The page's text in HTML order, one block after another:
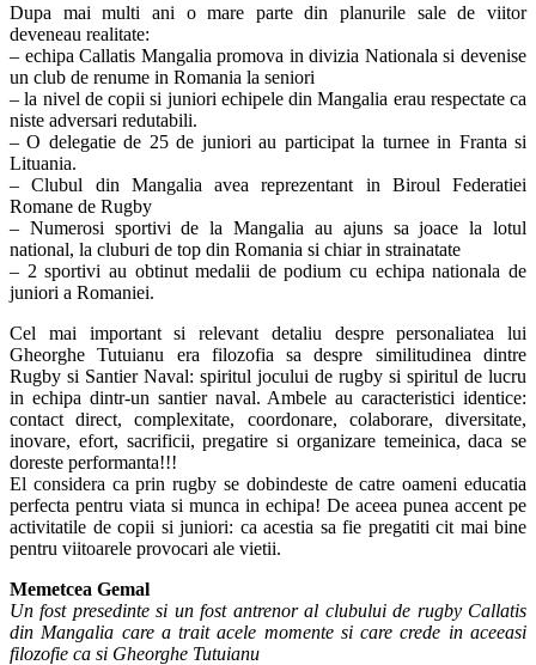
Dupa mai multi ani o mare parte din planurile sale de viitor
deveneau realitate:
– echipa Callatis Mangalia promova in divizia Nationala si devenise
un club de renume in Romania la seniori
– la nivel de copii si juniori echipele din Mangalia erau respectate ca
niste adversari redutabili.
– O delegatie de 25 de juniori au participat la turnee in Franta si
Lituania.
– Clubul din Mangalia avea reprezentant in Biroul Federatiei
Romane de Rugby
– Numerosi sportivi de la Mangalia au ajuns sa joace la lotul
national, la cluburi de top din Romania si chiar in strainatate
– 2 sportivi au obtinut medalii de podium cu echipa nationala de
juniori a Romaniei.
Cel mai important si relevant detaliu despre personaliatea lui
Gheorghe Tutuianu era filozofia sa despre similitudinea dintre
Rugby si Santier Naval: spiritul jocului de rugby si spiritul de lucru
in echipa dintr-un santier naval. Ambele au caracteristici identice:
contact direct, complexitate, coordonare, colaborare, diversitate,
inovare, efort, sacrificii, pregatire si organizare temeinica, daca se
doreste performanta!!!
El considera ca prin rugby se dobindeste de catre oameni educatia
perfecta pentru viata si munca in echipa! De aceea punea accent pe
activitatile de copii si juniori: ca acestia sa fie pregatiti cit mai bine
pentru viitoarele provocari ale vietii.
Memetcea Gemal
Un fost presedinte si un fost antrenor al clubului de rugby Callatis
din Mangalia care a trait acele momente si care crede in aceeasi
filozofie ca si Gheorghe Tutuianu